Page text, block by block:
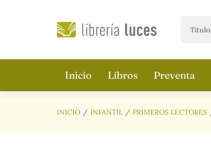
Inicio Libros Preventa
INICIO INFANTIL PRIMEROS LECTORES